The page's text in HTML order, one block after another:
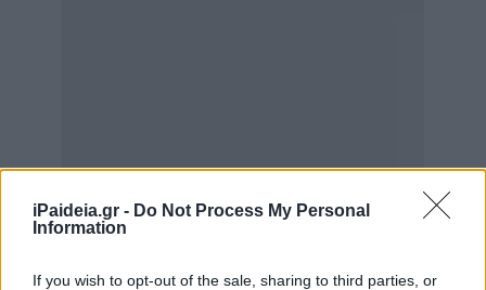
iPaideia.gr - Do Not Process My Personal
Information
If you wish to opt-out of the sale, sharing to third parties, or